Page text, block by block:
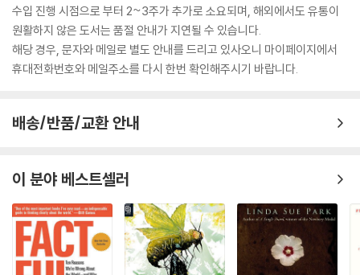
수입 진행 시점으로 부터 2~3주가 추가로 소요되며, 해외에서도 유통이
원활하지 않은 도서는 품절 안내가 지연될 수 있습니다.
해당 경우, 문자와 메일로 별도 안내를 드리고 있사오니 마이페이지에서
휴대전화번호와 메일주소를 다시 한번 확인해주시기 바랍니다.
배송/반품/교환 안내
이 분야 베스트셀러